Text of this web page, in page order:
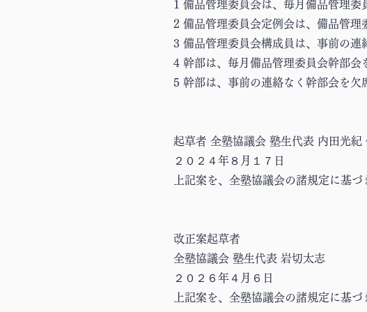
1 備品管理委員会は、毎月備品管理委
2 備品管理委員会定例会は、備品管理
3 備品管理委員会構成員は、事前の連
4 幹部は、毎月備品管理委員会幹部会
5 幹部は、事前の連絡なく幹部会を欠
起草者 全塾協議会 塾生代表 内田光紀
２０２４年８月１７日
上記案を、全塾協議会の諸規定に基
改正案起草者
全塾協議会 塾生代表 岩切太志
２０２６年４月６日
上記案を、全塾協議会の諸規定に基